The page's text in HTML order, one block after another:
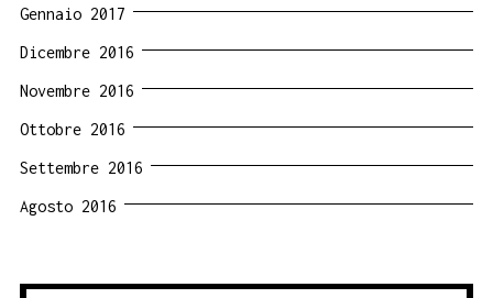
Gennaio 2017
Dicembre 2016
Novembre 2016
Ottobre 2016
Settembre 2016
Agosto 2016